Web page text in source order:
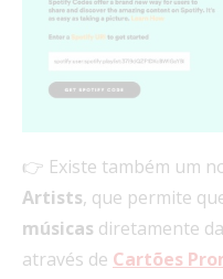
👉 Existe também um
Artists, que permite
músicas diretamente da
através de Cartões